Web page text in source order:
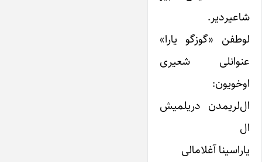
شاعیردیر.
لوطفن «گوزگو یارا»
عنوانلی شعیری
اوخویون:
ال‌لریمدن دریلمیش
ال
یاراسینا آغلامالی